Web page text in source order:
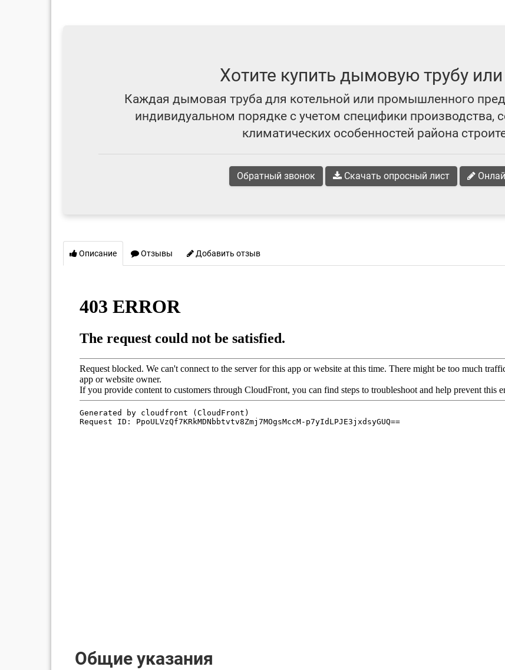
Хотите купить дымовую трубу или
Каждая дымовая труба для котельной или промышленного
индивидуальном порядке с учетом специфики производства,
климатических особенностей района
Обратный звонок Скачать опросный лист
Описание Отзывы Добавить отзыв
Общие указания